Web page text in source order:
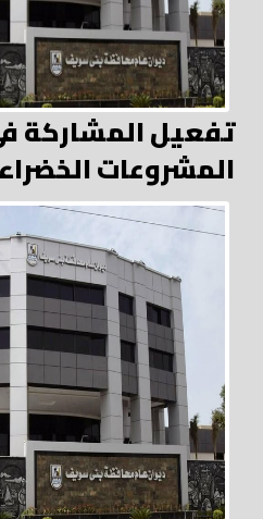
تفعيل المشاركة
المشروعات